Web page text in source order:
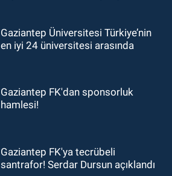
Gaziantep Üniversitesi Türkiye’nin
en iyi 24 üniversitesi arasında
Gaziantep FK'dan sponsorluk
hamlesi!
Gaziantep FK'ya tecrübeli
santrafor! Serdar Dursun açıklandı